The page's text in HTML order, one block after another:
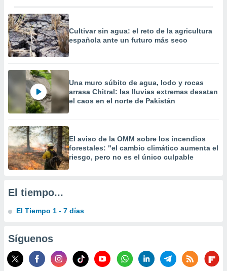
e
mediante
publicidad
publicidad
1199
Cultivar sin agua: el reto de la agricultura
española ante un futuro más seco
Una muro súbito de agua, lodo y rocas
arrasa Chitral: las lluvias extremas desatan
el caos en el norte de Pakistán
El aviso de la OMM sobre los incendios
forestales: "el cambio climático aumenta el
riesgo, pero no es el único culpable
El tiempo...
El Tiempo 1 - 7 días
Síguenos